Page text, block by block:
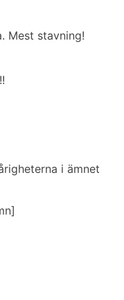
Mest stavning!
i ämnet